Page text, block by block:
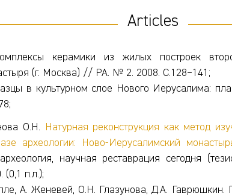
Articles
керамики из жилых построек
(г. Москва) // РА. № 2. 2008. С.128–141;
в культурном слое Нового Иерусалима:
О.Н.
Натурная реконструкция как метод
археологии: Ново-Иерусалимский
научная реставрация сегодня
(0,1 п.л.);
А. Женевей, О.Н. Глазунова, Д.А. Гаврюшкин.